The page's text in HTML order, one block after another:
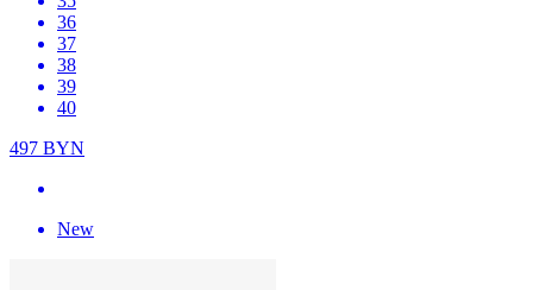
36
37
38
39
40
497 BYN
New